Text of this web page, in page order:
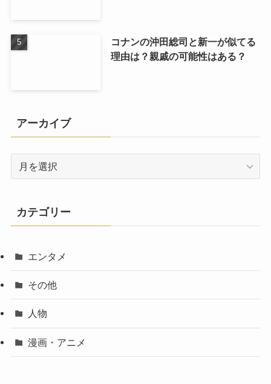
コナンの沖田総司と新一が似てる
理由は？親戚の可能性はある？
アーカイブ
ブ
カテゴリー
エンタメ
その他
人物
漫画・アニメ